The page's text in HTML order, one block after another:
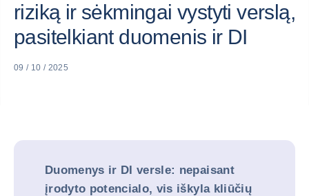
riziką ir sėkmingai vystyti verslą,
pasitelkiant duomenis ir DI
09 / 10 / 2025
Duomenys ir DI versle: nepaisant
įrodyto potencialo, vis iškyla kliūčių